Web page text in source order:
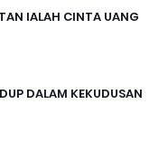
IALAH CINTA UANG
DALAM KEKUDUSAN